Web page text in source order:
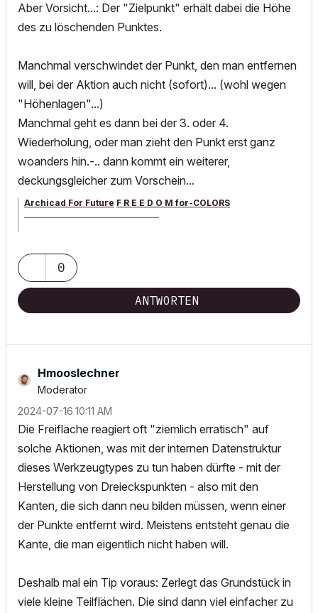
Aber Vorsicht...: Der "Zielpunkt" erhält dabei die Höhe
des zu löschenden Punktes.
Manchmal verschwindet der Punkt, den man entfernen
will, bei der Aktion auch nicht (sofort)... (wohl wegen
"Höhenlagen"...)
Manchmal geht es dann bei der 3. oder 4.
Wiederholung, oder man zieht den Punkt erst ganz
woanders hin.-.. dann kommt ein weiterer,
deckungsgleicher zum Vorschein...
Archicad For Future F R E E D O M for-COLORS
0
ANTWORTEN
Hmooslechner
Moderator
‎2024-07-16 10:11 AM
Die Freifläche reagiert oft "ziemlich erratisch" auf
solche Aktionen, was mit der internen Datenstruktur
dieses Werkzeugtypes zu tun haben dürfte - mit der
Herstellung von Dreieckspunkten - also mit den
Kanten, die sich dann neu bilden müssen, wenn einer
der Punkte entfernt wird. Meistens entsteht genau die
Kante, die man eigentlich nicht haben will.
Deshalb mal ein Tip voraus: Zerlegt das Grundstück in
viele kleine Teilflächen. Die sind dann viel einfacher zu